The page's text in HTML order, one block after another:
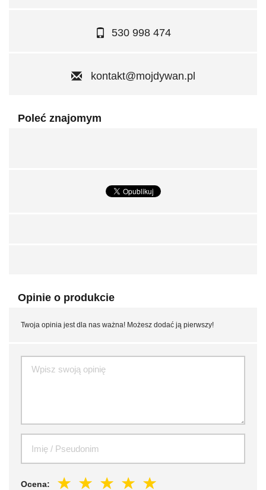
530 998 474
kontakt@mojdywan.pl
Poleć znajomym
Opinie o produkcie
Twoja opinia jest dla nas ważna! Możesz dodać ją pierwszy!
Ocena: